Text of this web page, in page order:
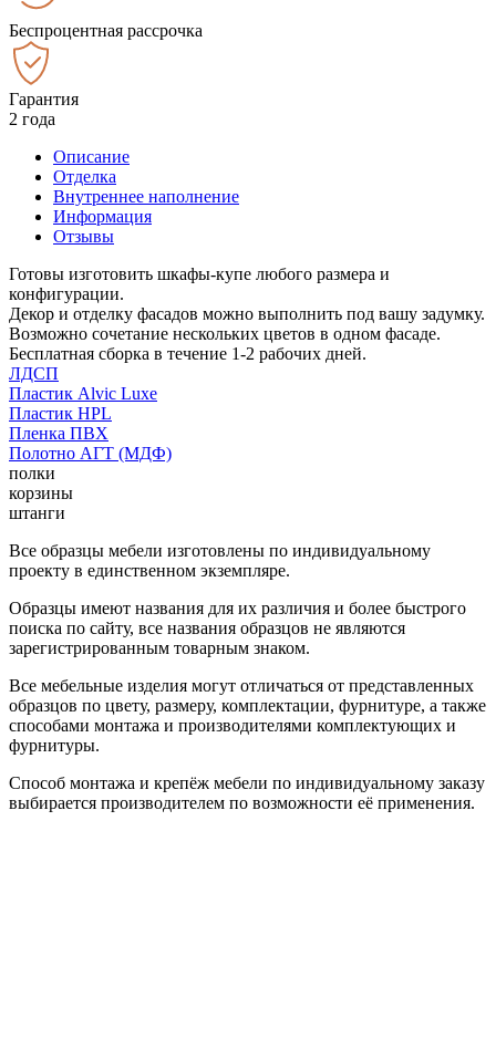
Беспроцентная рассрочка
Гарантия
2 года
Описание
Отделка
Внутреннее наполнение
Информация
Отзывы
Готовы изготовить шкафы-купе любого размера и
конфигурации.
Декор и отделку фасадов можно выполнить под вашу задумку.
Возможно сочетание нескольких цветов в одном фасаде.
Бесплатная сборка в течение 1-2 рабочих дней.
ЛДСП
Пластик Alvic Luxe
Пластик HPL
Пленка ПВХ
Полотно АГТ (МДФ)
полки
корзины
штанги
Все образцы мебели изготовлены по индивидуальному
проекту в единственном экземпляре.
Образцы имеют названия для их различия и более быстрого
поиска по сайту, все названия образцов не являются
зарегистрированным товарным знаком.
Все мебельные изделия могут отличаться от представленных
образцов по цвету, размеру, комплектации, фурнитуре, а также
способами монтажа и производителями комплектующих и
фурнитуры.
Способ монтажа и крепёж мебели по индивидуальному заказу
выбирается производителем по возможности её применения.